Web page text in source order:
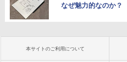
なぜ魅力的なのか？
本サイトのご利用について